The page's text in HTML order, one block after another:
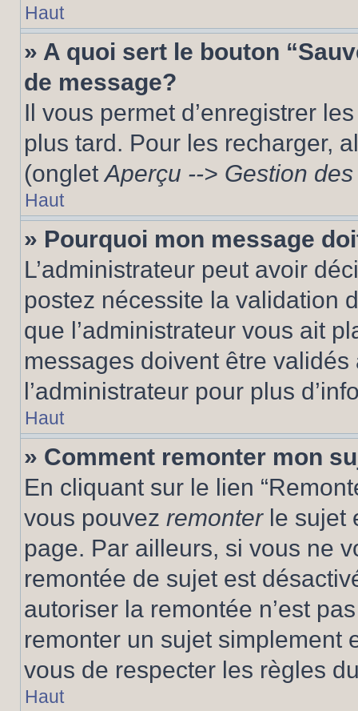
Haut
» A quoi sert le bouton
de message?
Il vous permet d’enregistrer
plus tard. Pour les recharger,
(ongletAperçu --> Gestion
Haut
» Pourquoi mon message
L’administrateur peut avoir
postez nécessite la validation
que l’administrateur vous ait
messages doivent être validés
l’administrateur pour plus
Haut
» Comment remonter mon
En cliquant sur le lien
vous pouvez remonterle sujet
page. Par ailleurs, si vous ne
remontée de sujet est
autoriser la remontée n’est
remonter un sujet simplement
vous de respecter les règles
Haut